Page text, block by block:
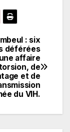
: six
déférées
affaire
de
et de
du VIH.